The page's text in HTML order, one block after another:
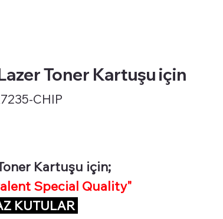
Toner Kartuşu için
CHIP
Kartuşu için;
Special Quality"
KUTULAR